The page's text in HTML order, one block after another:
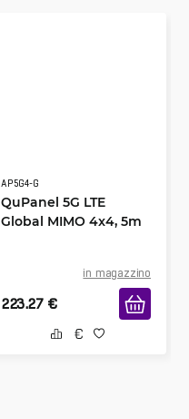
AP5G4-G
QuPanel 5G LTE
Global MIMO 4x4, 5m
in magazzino
223.27 €